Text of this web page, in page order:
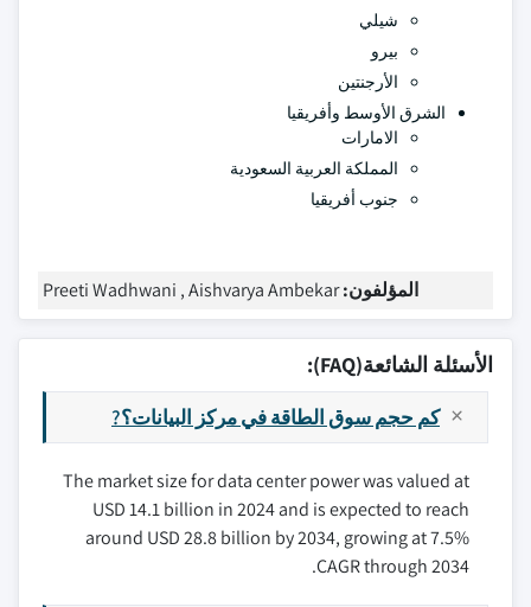
شيلي
بيرو
الأرجنتين
الشرق الأوسط وأفريقيا
الامارات
المملكة العربية السعودية
جنوب أفريقيا
المؤلفون:Preeti Wadhwani , Aishvarya Ambekar
الأسئلة الشائعة(FAQ):
كم حجم سوق الطاقة في مركز البيانات؟?
The market size for data center power was valued at
USD 14.1 billion in 2024 and is expected to reach
around USD 28.8 billion by 2034, growing at 7.5%
CAGR through 2034.